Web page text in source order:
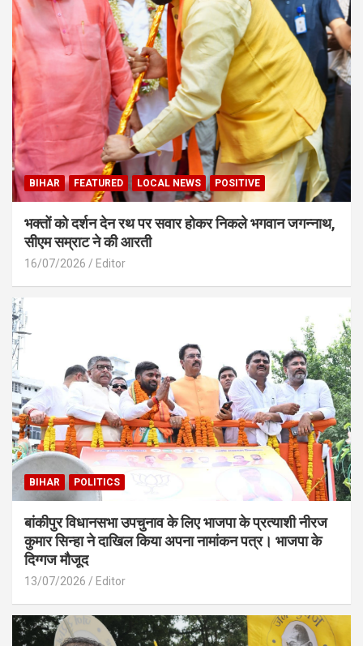
BIHAR FEATURED LOCAL NEWS POSITIVE
भक्तों को दर्शन देन रथ पर सवार होकर निकले भगवान जगन्नाथ,
सीएम सम्राट ने की आरती
16/07/2026 Editor
BIHAR POLITICS
बांकीपुर विधानसभा उपचुनाव के लिए भाजपा के प्रत्याशी नीरज
कुमार सिन्हा ने दाखिल किया अपना नामांकन पत्र। भाजपा के
दिग्गज मौजूद
13/07/2026 Editor